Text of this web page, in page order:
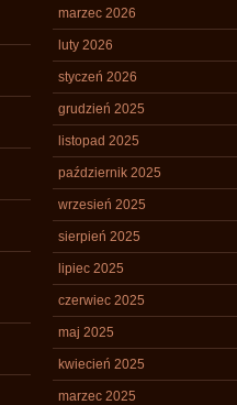
marzec 2026
luty 2026
styczeń 2026
grudzień 2025
listopad 2025
październik 2025
wrzesień 2025
sierpień 2025
lipiec 2025
czerwiec 2025
maj 2025
kwiecień 2025
marzec 2025